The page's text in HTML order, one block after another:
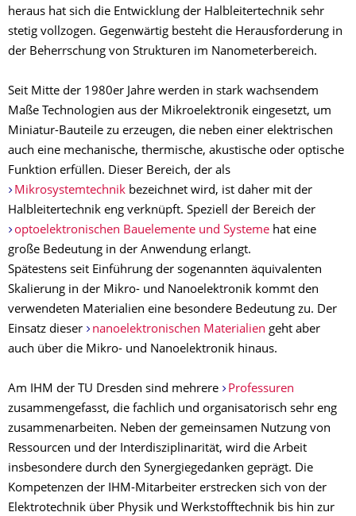
heraus hat sich die Entwicklung der Halbleitertechnik sehr
stetig vollzogen. Gegenwärtig besteht die Herausforderung in
der Beherrschung von Strukturen im Nanometerbereich.
Seit Mitte der 1980er Jahre werden in stark wachsendem
Maße Technologien aus der Mikroelektronik eingesetzt, um
Miniatur-Bauteile zu erzeugen, die neben einer elektrischen
auch eine mechanische, thermische, akustische oder optische
Funktion erfüllen. Dieser Bereich, der als
Mikrosystemtechnikbezeichnet wird, ist daher mit der
Halbleitertechnik eng verknüpft. Speziell der Bereich der
optoelektronischen Bauelemente und Systemehat eine
große Bedeutung in der Anwendung erlangt.
Spätestens seit Einführung der sogenannten äquivalenten
Skalierung in der Mikro- und Nanoelektronik kommt den
verwendeten Materialien eine besondere Bedeutung zu. Der
Einsatz dieser
nanoelektronischen Materialien geht aber
auch über die Mikro- und Nanoelektronik hinaus.
Am IHM der TU Dresden sind mehrere
Professuren
zusammengefasst, die fachlich und organisatorisch sehr eng
zusammenarbeiten. Neben der gemeinsamen Nutzung von
Ressourcen und der Interdisziplinarität, wird die Arbeit
insbesondere durch den Synergiegedanken geprägt. Die
Kompetenzen der IHM-Mitarbeiter erstrecken sich von der
Elektrotechnik über Physik und Werkstofftechnik bis hin zur